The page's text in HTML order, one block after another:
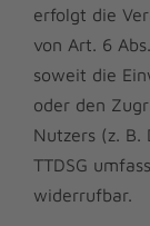
erfolgt die
von Art. 6
soweit die
oder den
Nutzers (z. B.
TTDSG
widerrufbar.